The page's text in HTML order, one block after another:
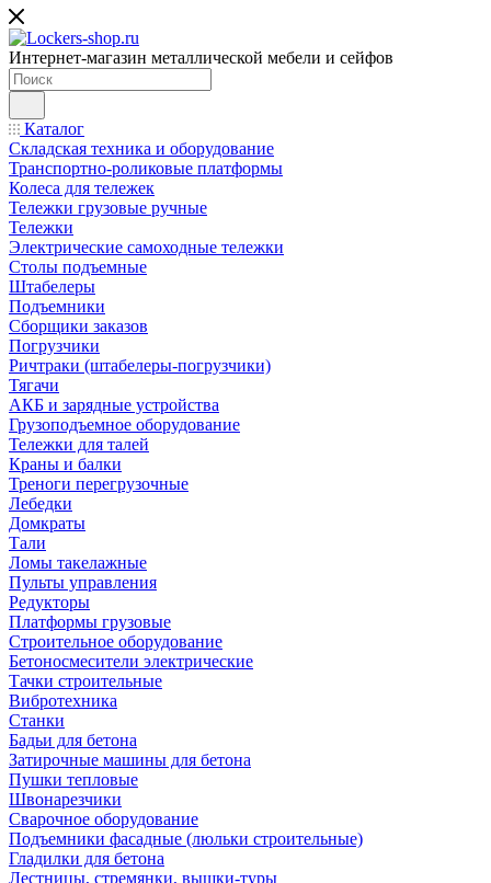
Интернет-магазин металлической мебели и сейфов
Каталог
Складская техника и оборудование
Транспортно-роликовые платформы
Колеса для тележек
Тележки грузовые ручные
Тележки
Электрические самоходные тележки
Столы подъемные
Штабелеры
Подъемники
Сборщики заказов
Погрузчики
Ричтраки (штабелеры-погрузчики)
Тягачи
АКБ и зарядные устройства
Грузоподъемное оборудование
Тележки для талей
Краны и балки
Треноги перегрузочные
Лебедки
Домкраты
Тали
Ломы такелажные
Пульты управления
Редукторы
Платформы грузовые
Строительное оборудование
Бетоносмесители электрические
Тачки строительные
Вибротехника
Станки
Бадьи для бетона
Затирочные машины для бетона
Пушки тепловые
Швонарезчики
Сварочное оборудование
Подъемники фасадные (люльки строительные)
Гладилки для бетона
Лестницы, стремянки, вышки-туры